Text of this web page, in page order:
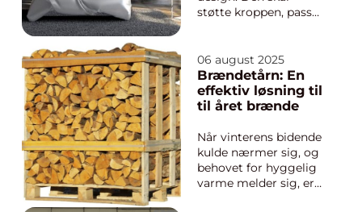
støtte kroppen, passe
Når du søger efter
Senge Nordjylland, er
valget stort, men det
behøver ikke være
06 august 2025
Brændetårn: En
effektiv løsning til
til året brænde
Når vinterens bidende
kulde nærmer sig, og
behovet for hyggelig
varme melder sig, er